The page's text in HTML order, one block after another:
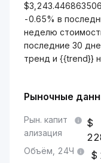
-0.65% в
неделю
последние 30
тренд и {{trend}}
Рыночные
Рын. капит
ализация
Объём, 24Ч